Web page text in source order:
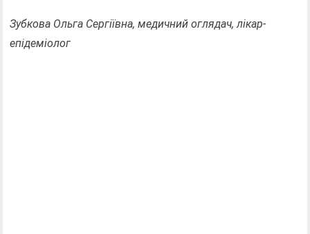
Зубкова Ольга Сергіївна, медичний оглядач, лікар-
епідеміолог